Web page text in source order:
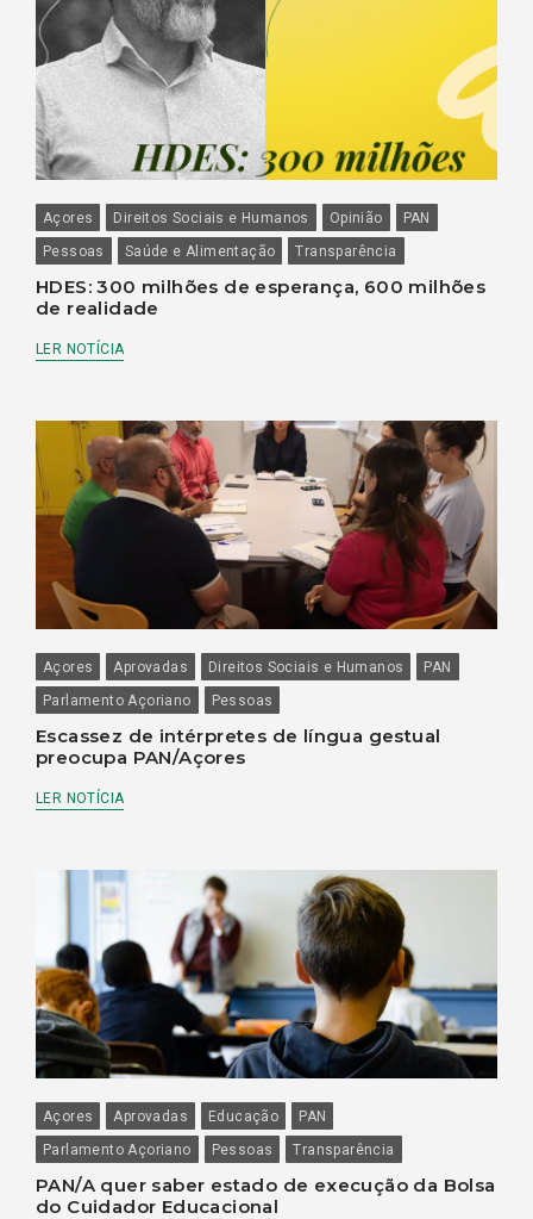
Açores Direitos Sociais e Humanos Opinião
PAN
Pessoas
Saúde e Alimentação Transparência
HDES: 300 milhões de esperança, 600 milhões
de realidade
LER NOTÍCIA
Açores Aprovadas Direitos Sociais e Humanos
PAN
Parlamento Açoriano
Pessoas
Escassez de intérpretes de língua gestual
preocupa PAN/Açores
LER NOTÍCIA
Açores Aprovadas Educação
PAN
Parlamento Açoriano
Pessoas Transparência
PAN/A quer saber estado de execução da Bolsa
do Cuidador Educacional